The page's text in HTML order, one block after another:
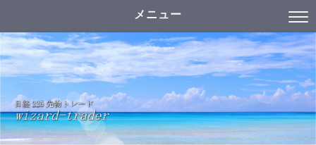
メニュー